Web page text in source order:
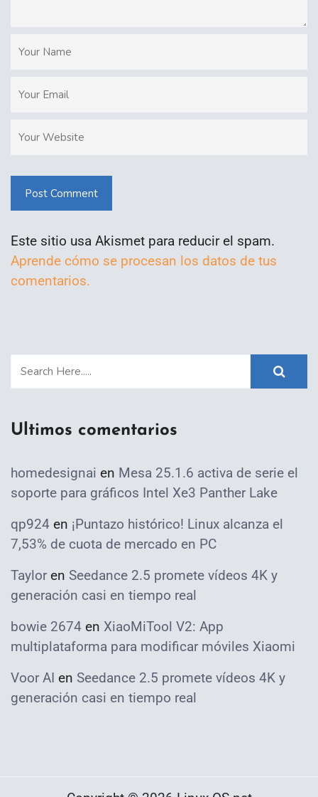
Post Comment
Este sitio usa Akismet para reducir el spam.
Aprende cómo se procesan los datos de tus
comentarios.
Ultimos comentarios
homedesignai en Mesa 25.1.6 activa de serie el
soporte para gráficos Intel Xe3 Panther Lake
qp924 en ¡Puntazo histórico! Linux alcanza el
7,53% de cuota de mercado en PC
Taylor en Seedance 2.5 promete vídeos 4K y
generación casi en tiempo real
bowie 2674 en XiaoMiTool V2: App
multiplataforma para modificar móviles Xiaomi
Voor AI en Seedance 2.5 promete vídeos 4K y
generación casi en tiempo real